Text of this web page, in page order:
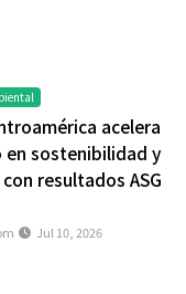
acelera
en sostenibilidad y
resultados ASG
Jul 10, 2026